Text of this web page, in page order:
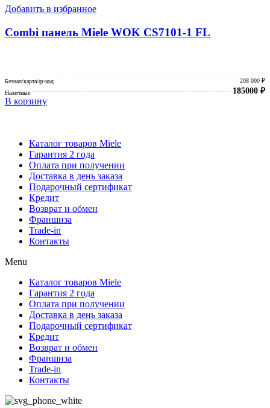
Добавить в избранное
Combi панель Miele WOK CS7101-1 FL
Безнал/карта/qr-код
208 000 ₽
Наличные
185000 ₽
В корзину
Каталог товаров Miele
Гарантия 2 года
Оплата при получении
Доставка в день заказа
Подарочный сертификат
Кредит
Возврат и обмен
Франшиза
Trade-in
Контакты
Menu
Каталог товаров Miele
Гарантия 2 года
Оплата при получении
Доставка в день заказа
Подарочный сертификат
Кредит
Возврат и обмен
Франшиза
Trade-in
Контакты